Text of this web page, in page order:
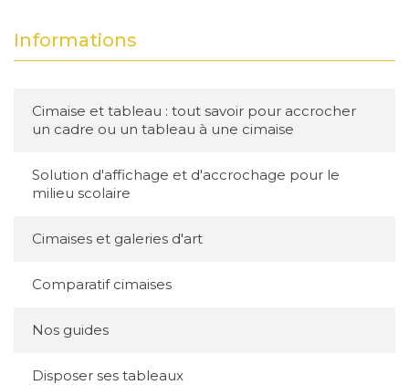
Informations
Cimaise et tableau : tout savoir pour accrocher
un cadre ou un tableau à une cimaise
Solution d'affichage et d'accrochage pour le
milieu scolaire
Cimaises et galeries d'art
Comparatif cimaises
Nos guides
Disposer ses tableaux